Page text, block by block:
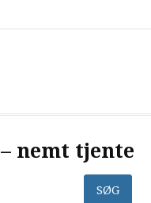
nemt tjente